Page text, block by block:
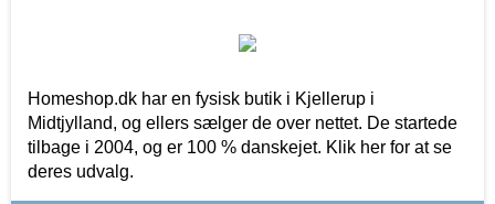
Homeshop.dk har en fysisk butik i Kjellerup i
Midtjylland, og ellers sælger de over nettet. De startede
tilbage i 2004, og er 100 % danskejet. Klik her for at se
deres udvalg.